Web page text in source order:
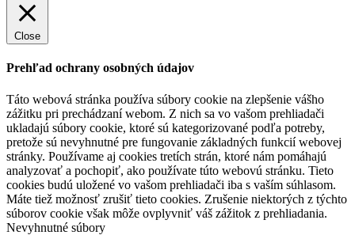
Close
Prehľad ochrany osobných údajov
Táto webová stránka používa súbory cookie na zlepšenie vášho
zážitku pri prechádzaní webom. Z nich sa vo vašom prehliadači
ukladajú súbory cookie, ktoré sú kategorizované podľa potreby,
pretože sú nevyhnutné pre fungovanie základných funkcií webovej
stránky. Používame aj cookies tretích strán, ktoré nám pomáhajú
analyzovať a pochopiť, ako používate túto webovú stránku. Tieto
cookies budú uložené vo vašom prehliadači iba s vaším súhlasom.
Máte tiež možnosť zrušiť tieto cookies. Zrušenie niektorých z týchto
súborov cookie však môže ovplyvniť váš zážitok z prehliadania.
Nevyhnutné súbory